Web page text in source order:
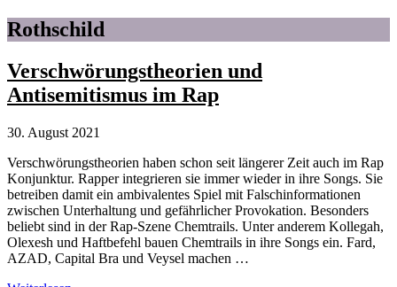
Rothschild
Verschwörungstheorien und
Antisemitismus im Rap
30. August 2021
Verschwörungstheorien haben schon seit längerer Zeit auch im Rap
Konjunktur. Rapper integrieren sie immer wieder in ihre Songs. Sie
betreiben damit ein ambivalentes Spiel mit Falschinformationen
zwischen Unterhaltung und gefährlicher Provokation. Besonders
beliebt sind in der Rap-Szene Chemtrails. Unter anderem Kollegah,
Olexesh und Haftbefehl bauen Chemtrails in ihre Songs ein. Fard,
AZAD, Capital Bra und Veysel machen …